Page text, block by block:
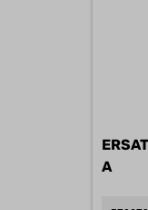
A